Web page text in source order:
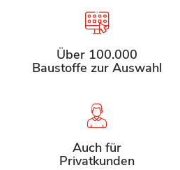
Über 100.000
Baustoffe zur Auswahl
Auch für
Privatkunden